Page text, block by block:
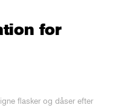
for
flasker og dåser efter